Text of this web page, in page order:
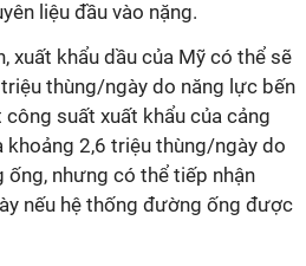
liệu đầu vào nặng.
xuất khẩu dầu của Mỹ có thể sẽ
thùng/ngày do năng lực bến
suất xuất khẩu của cảng
2,6 triệu thùng/ngày do
ống, nhưng có thể tiếp nhận
nếu hệ thống đường ống được